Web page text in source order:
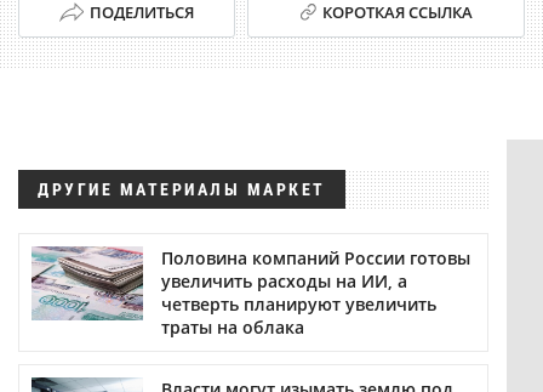
ПОДЕЛИТЬСЯ КОРОТКАЯ ССЫЛКА
ДРУГИЕ МАТЕРИАЛЫ МАРКЕТ
Половина компаний России готовы
увеличить расходы на ИИ, а
четверть планируют увеличить
траты на облака